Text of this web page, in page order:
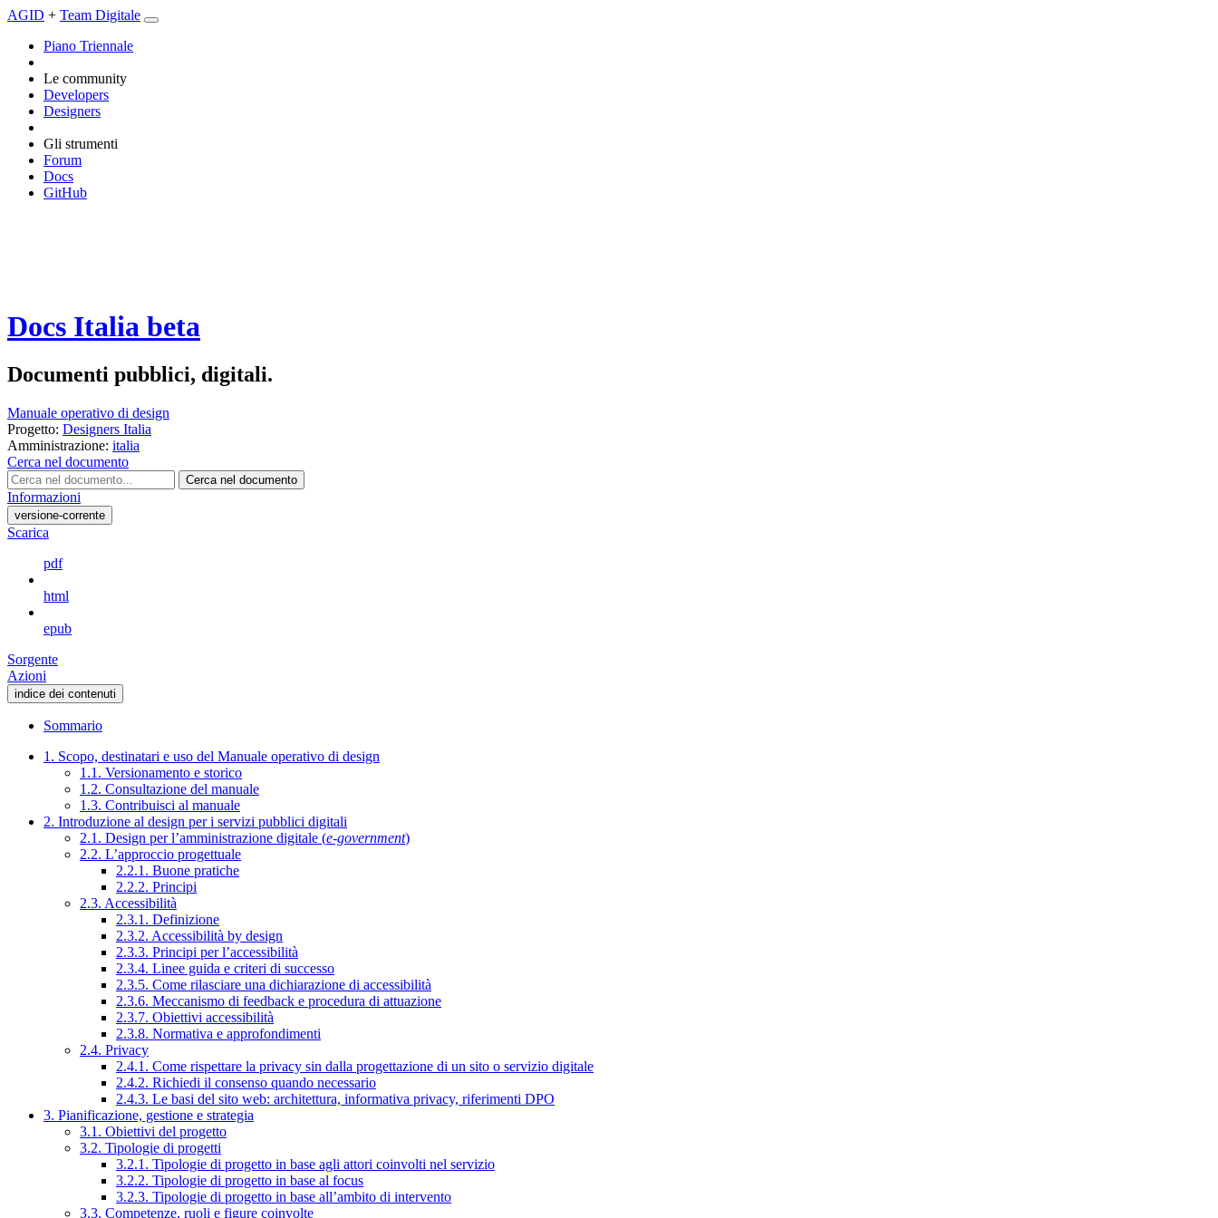
AGID + Team Digitale
Piano Triennale
Le community
Developers
Designers
Gli strumenti
Forum
Docs
GitHub
Docs Italia beta
Documenti pubblici, digitali.
Manuale operativo di design
Progetto: Designers Italia
Amministrazione: italia
Cerca nel documento
Cerca nel documento
Informazioni
versione-corrente
Scarica
pdf
html
epub
Sorgente
Azioni
indice dei contenuti
Sommario
1. Scopo, destinatari e uso del Manuale operativo di design
1.1. Versionamento e storico
1.2. Consultazione del manuale
1.3. Contribuisci al manuale
2. Introduzione al design per i servizi pubblici digitali
2.1. Design per l’amministrazione digitale (e-government)
2.2. L’approccio progettuale
2.2.1. Buone pratiche
2.2.2. Principi
2.3. Accessibilità
2.3.1. Definizione
2.3.2. Accessibilità by design
2.3.3. Principi per l’accessibilità
2.3.4. Linee guida e criteri di successo
2.3.5. Come rilasciare una dichiarazione di accessibilità
2.3.6. Meccanismo di feedback e procedura di attuazione
2.3.7. Obiettivi accessibilità
2.3.8. Normativa e approfondimenti
2.4. Privacy
2.4.1. Come rispettare la privacy sin dalla progettazione di un sito o servizio digitale
2.4.2. Richiedi il consenso quando necessario
2.4.3. Le basi del sito web: architettura, informativa privacy, riferimenti DPO
3. Pianificazione, gestione e strategia
3.1. Obiettivi del progetto
3.2. Tipologie di progetti
3.2.1. Tipologie di progetto in base agli attori coinvolti nel servizio
3.2.2. Tipologie di progetto in base al focus
3.2.3. Tipologie di progetto in base all’ambito di intervento
3.3. Competenze, ruoli e figure coinvolte